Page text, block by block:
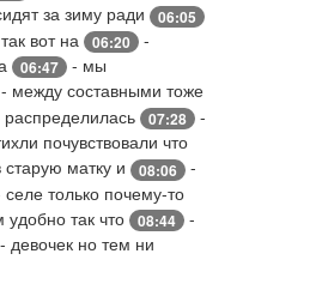
за зиму ради 06:05
вот на 06:20
-
06:47
- мы
- между составными тоже
07:28
-
почувствовали что
матку и 08:06
-
селе только почему-то
удобно так что 08:44
-
- девочек но тем ни